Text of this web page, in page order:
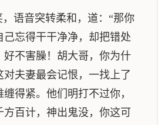
，语音突转柔和，道：“那你
己忘得干干净净，却把错处
好不害臊！胡大哥，你为什
对夫妻最会记恨，一找上了
得紧。他们明打不过你，
百计，神出鬼没，你这可